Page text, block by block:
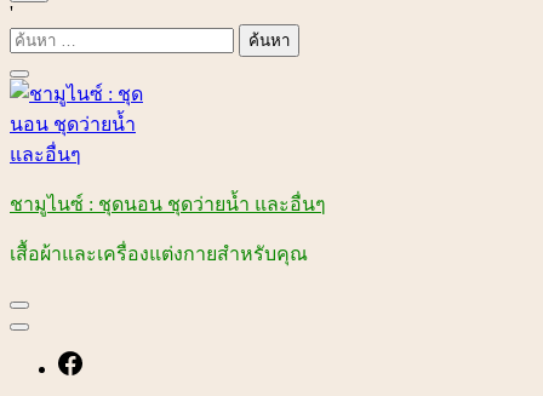
'
ค้นหา
สำหรับ:
ชามูไนซ์ : ชุดนอน ชุดว่ายน้ำ และอื่นๆ
เสื้อผ้าและเครื่องแต่งกายสำหรับคุณ